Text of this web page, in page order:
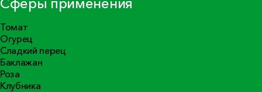
Томат
Огурец
Сладкий перец
Баклажан
Роза
Клубника